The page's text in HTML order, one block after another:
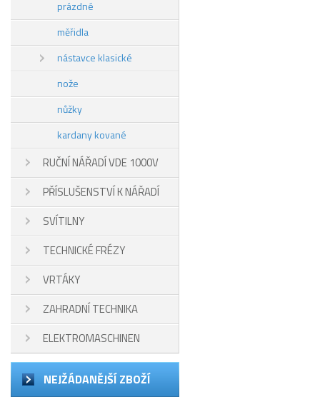
prázdné
měřidla
nástavce klasické
nože
nůžky
kardany kované
RUČNÍ NÁŘADÍ VDE 1000V
PŘÍSLUŠENSTVÍ K NÁŘADÍ
SVÍTILNY
TECHNICKÉ FRÉZY
VRTÁKY
ZAHRADNÍ TECHNIKA
ELEKTROMASCHINEN
NEJŽÁDANĚJŠÍ ZBOŽÍ